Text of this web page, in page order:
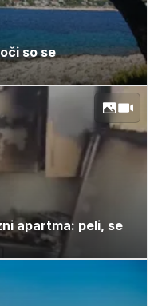
so se
apartma: peli, se